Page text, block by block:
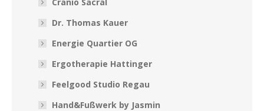
Dr. Thomas Kauer
Energie Quartier OG
Ergotherapie Hattinger
Feelgood Studio Regau
Hand&Fußwerk by Jasmin